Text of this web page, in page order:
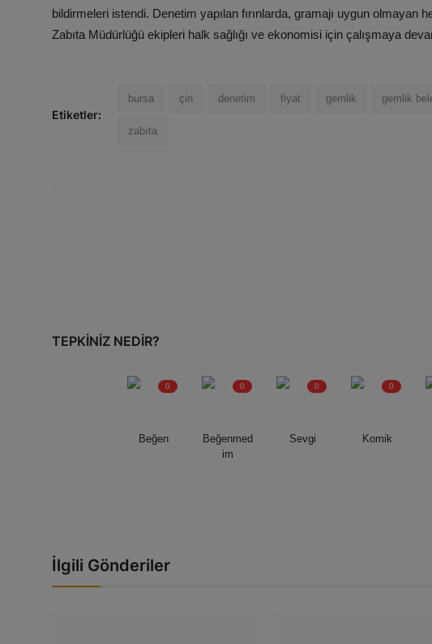
bildirmeleri istendi. Denetim yapılan fırınlarda, gramajı uygun
Zabıta Müdürlüğü ekipleri halk sağlığı ve ekonomisi için çalışmaya
Etiketler:
bursa çin denetim fiyat gemlik gemlik
zabıta
TEPKINIZ NEDIR?
Beğen
0
Beğenmed
im
0
Sevgi
0
Komik
0
İlgili Gönderiler